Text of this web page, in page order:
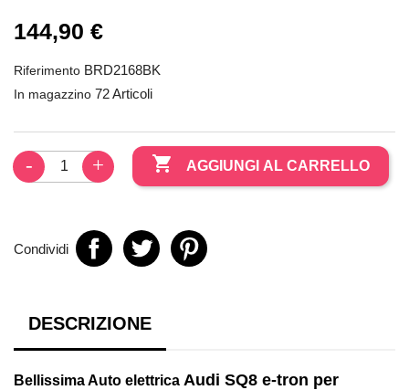
144,90 €
Riferimento BRD2168BK
In magazzino 72 Articoli
 AGGIUNGI AL CARRELLO
Condividi
DESCRIZIONE
BellissimaAuto elettrica Audi SQ8 e-tron per